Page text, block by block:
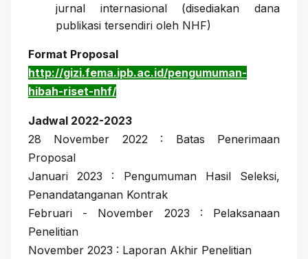
jurnal internasional (disediakan dana
publikasi tersendiri oleh NHF)
Format Proposal
http://gizi.fema.ipb.ac.id/pengumuman-
hibah-riset-nhf/
Jadwal 2022-2023
28 November 2022 : Batas Penerimaan
Proposal
Januari 2023 : Pengumuman Hasil Seleksi,
Penandatanganan Kontrak
Februari - November 2023 : Pelaksanaan
Penelitian
November 2023 : Laporan Akhir Penelitian